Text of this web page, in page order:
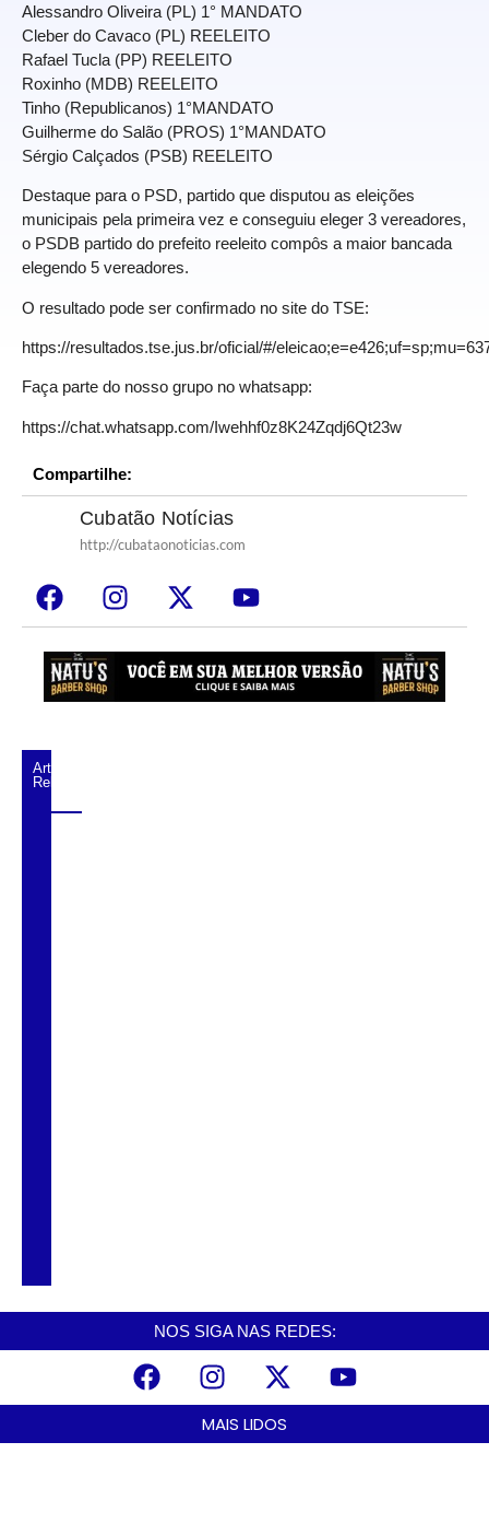
Alessandro Oliveira (PL) 1° MANDATO
Cleber do Cavaco (PL) REELEITO
Rafael Tucla (PP) REELEITO
Roxinho (MDB) REELEITO
Tinho (Republicanos) 1°MANDATO
Guilherme do Salão (PROS) 1°MANDATO
Sérgio Calçados (PSB) REELEITO
Destaque para o PSD, partido que disputou as eleições
municipais pela primeira vez e conseguiu eleger 3 vereadores,
o PSDB partido do prefeito reeleito compôs a maior bancada
elegendo 5 vereadores.
O resultado pode ser confirmado no site do TSE:
https://resultados.tse.jus.br/oficial/#/
Faça parte do nosso grupo no whatsapp:
https://chat.whatsapp.com/Iwehhf0z8K24Zqdj6Qt23w
Compartilhe:
Cubatão Notícias
http://cubataonoticias.com
Artigos
Relacionados
NOS SIGA NAS REDES:
MAIS LIDOS